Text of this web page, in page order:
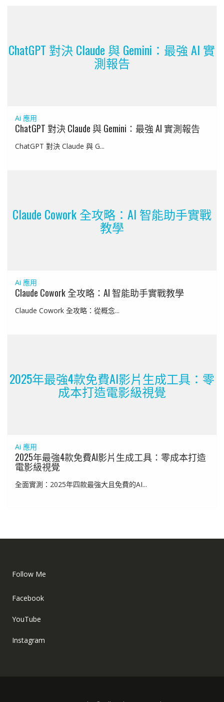
ChatGPT 對決 Claude 與 Gemini：最強 AI 實
測報告
Ai 應用
ChatGPT 對決 Claude 與 Gemini：最強 AI 實測報告
ChatGPT 對決 Claude 與 G...
Claude Cowork 全攻略：AI 智能助手實戰
教學
Ai 應用
Claude Cowork 全攻略：AI 智能助手實戰教學
Claude Cowork 全攻略：從概念...
2025年最強4款免費AI影片生成工具：零
成本打造電影級視覺
Ai 應用
2025年最強4款免費AI影片生成工具：零成本打造
電影級視覺
全面實測：2025年四款最強大且免費的AI...
Follow Me
Facebook
YouTube
Instagram